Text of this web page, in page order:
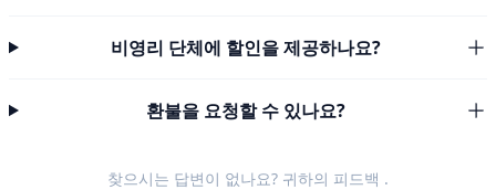
비영리 단체에 할인을 제공하나요?
환불을 요청할 수 있나요?
찾으시는 답변이 없나요? 귀하의 피드백 .